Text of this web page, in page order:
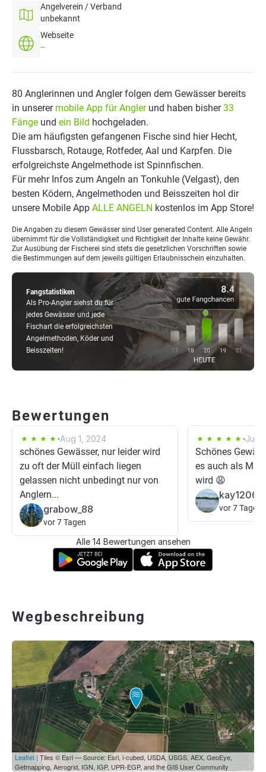
Angelverein / Verband
unbekannt
Webseite
--
Fangstatistiken
Als Pro-Angler siehst du für
jedes Gewässer und jede
Fischart die erfolgreichsten
Angelmethoden, Köder und
Beisszeiten!
80 Anglerinnen und Angler folgen dem Gewässer bereits
in unserer mobile App für Anglerund haben bisher33
Fänge und ein Bild hochgeladen.
Die am häufigsten gefangenen Fische sind hier Hecht,
Flussbarsch, Rotauge, Rotfeder, Aal und Karpfen. Die
erfolgreichste Angelmethode ist Spinnfischen.
Für mehr Infos zum Angeln an Tonkuhle (Velgast), den
besten Ködern, Angelmethoden und Beisszeiten hol dir
unsere Mobile App ALLE ANGELN kostenlos im App Store!
Die Angaben zu diesem Gewässer sind User generated Content. Alle Angeln
übernimmt für die Vollständigkeit und Richtigkeit der Inhalte keine Gewähr.
Zur Ausübung der Fischerei sind stets die gesetzlichen Vorschriften sowie
die Bestimmungen auf dem jeweils gültigen Erlaubnisschein einzuhalten.
Bewertungen
Aug 1, 2024
schönes Gewässer, nur leider wird
zu oft der Müll einfach liegen
gelassen nicht unbedingt nur von
Anglern...
grabow_88
vor 7 Tagen
Jul
Schönes
es auch als
wird 😩
kay1206
vor 7 Tagen
Alle 14 Bewertungen ansehen
Wegbeschreibung
Leaflet | Tiles © Esri — Source: Esri, i-cubed, USDA, USGS, AEX, GeoEye,
Getmapping, Aerogrid, IGN, IGP, UPR-EGP, and the GIS User Community